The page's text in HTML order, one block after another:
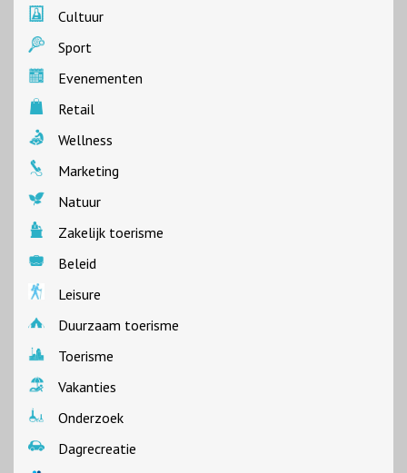
Cultuur
Sport
Evenementen
Retail
Wellness
Marketing
Natuur
Zakelijk toerisme
Beleid
Leisure
Duurzaam toerisme
Toerisme
Vakanties
Onderzoek
Dagrecreatie